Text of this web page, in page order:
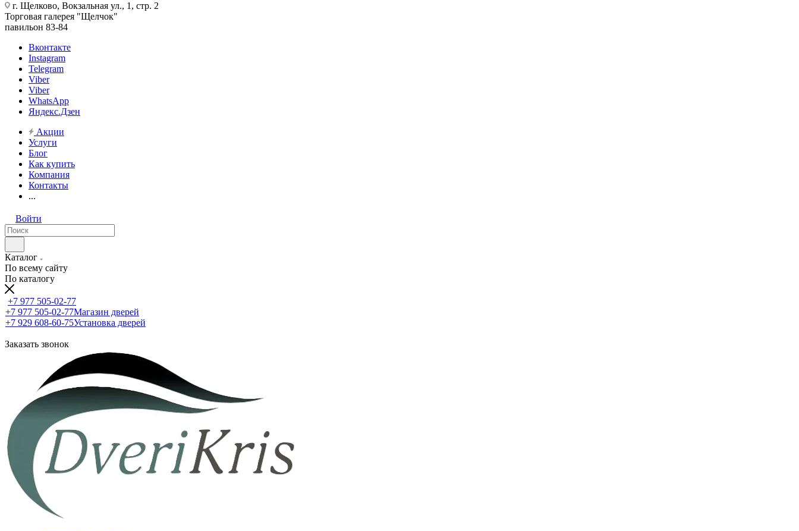
г. Щелково, Вокзальная ул., 1, стр. 2
Торговая галерея "Щелчок"
павильон 83-84
Вконтакте
Instagram
Telegram
Viber
Viber
WhatsApp
Яндекс.Дзен
Акции
Услуги
Блог
Как купить
Компания
Контакты
...
Войти
Каталог
По всему сайту
По каталогу
+7 977 505-02-77
+7 977 505-02-77Магазин дверей
+7 929 608-60-75Установка дверей
Заказать звонок